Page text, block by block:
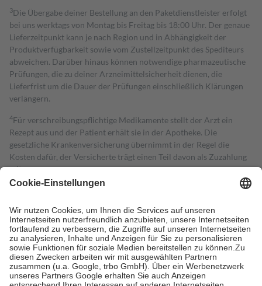
3Die Übergabe deiner Bestellung an den Paketdienstleister erfolgt
bei uns werktags von Montag bis Freitag bis 18:00 Uhr. Der genaue
Lieferzeitpunkt kann je nach Region und in Abhängigkeit der
Produktverfügbarkeit sowie vom Zustellzeitpunkt des Spediteurs
abweichen. Darüber hinaus können notwendige pharmazeutische
Prüfungen, die zu deiner Arzneimittelsicherheit dienen, die
Lieferfrist um die Dauer der Prüfungen einschließlich Klärungen
verlängern.
4Für verschreibungspflichtige Medikamente stellt der Arzt ein
Rezept aus und der Patient erhält sie in der Apotheke. Die
gesetzliche Krankenversicherung übernimmt in der Regel die
Kosten dafür, der Versicherte trägt einen Teil davon als Zuzahlung
mit.
Grundsätzlich leisten Mitglieder Zuzahlungen in Höhe von zehn
höchstens zehn Euro.
Es sind jedoch nie mehr als die tatsächlichen
Kosten der Leistung zu entrichten.
Diese Regeln gelten grundsätzlich auch für Online-Apotheken.
Bei Heilmitteln und häuslicher Krankenpflege beträgt die
Zuzahlung zehn Prozent der Kosten sowie zehn Euro je
Verordnung.
Um das Engagement der Versicherten für ihre eigene Gesundheit zu